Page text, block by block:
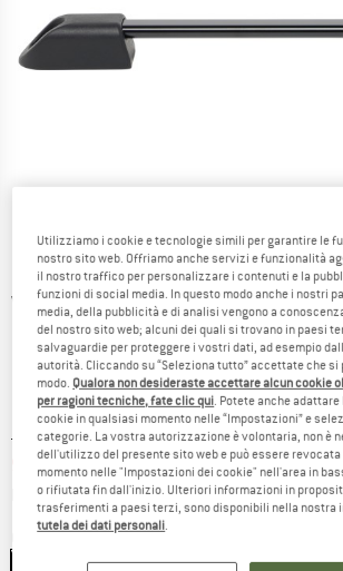
Viste dettagliate
Prezzo originale :
14,95€
Prezzo:
9,72€ incl. IVA
più Spese di spedizione Informazioni sui costi di
Colore:Black
Utilizziamo i cookie e tecnologie simili per garantire le
nostro sito web. Offriamo anche servizi e funzionalità
il nostro traffico per personalizzare i contenuti e la
funzioni di social media. In questo modo anche i nostri
media, della pubblicità e di analisi vengono a
del nostro sito web; alcuni dei quali si trovano in paesi
salvaguardie per proteggere i vostri dati, ad esempio
autorità. Cliccando su “Seleziona tutto” accettate che si
modo. Qualora non desideraste accettare alcun cookie
per ragioni tecniche, fate clic qui. Potete anche
cookie in qualsiasi momento nelle “Impostazioni” e
categorie. La vostra autorizzazione è volontaria, non è
dell'utilizzo del presente sito web e può essere revocata
momento nelle "Impostazioni dei cookie" nell'area in
o rifiutata fin dall'inizio. Ulteriori informazioni in
trasferimenti a paesi terzi, sono disponibili nella
tutela dei dati personali.